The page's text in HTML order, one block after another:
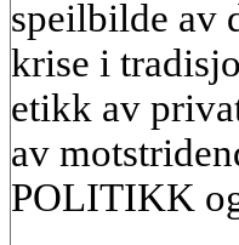
speilbilde av
krise i
etikk av
av
POLITIKK